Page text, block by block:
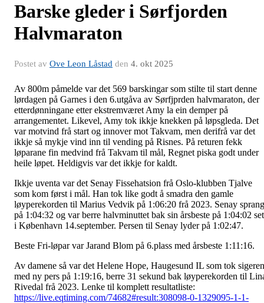
Barske gleder i Sørfjorden
Halvmaraton
Postet av Ove Leon Låstad den 4. okt 2025
Av 800m påmelde var det 569 barskingar som stilte til start denne
lørdagen på Garnes i den 6.utgåva av Sørfjprden halvmaraton, der
etterdønningane etter ekstremværet Amy la ein demper på
arrangementet. Likevel, Amy tok ikkje knekken på løpsgleda. Det
var motvind frå start og innover mot Takvam, men derifrå var det
ikkje så mykje vind inn til vending på Risnes. På returen fekk
løparane fin medvind frå Takvam til mål, Regnet piska godt under
heile løpet. Heldigvis var det ikkje for kaldt.
Ikkje uventa var det Senay Fissehatsion frå Oslo-klubben Tjalve
som kom først i mål. Han tok like godt å smadra den gamle
løyperekorden til Marius Vedvik på 1:06:20 frå 2023. Senay sprang
på 1:04:32 og var berre halvminuttet bak sin årsbeste på 1:04:02
i København 14.september. Persen til Senay lyder på 1:02:47.
Beste Fri-løpar var Jarand Blom på 6.plass med årsbeste 1:11:16.
Av damene så var det Helene Hope, Haugesund IL som tok sigeren
med ny pers på 1:19:16, berre 31 sekund bak løyperekorden til
Rivedal frå 2023. Lenke til komplett resultatliste:
https://live.eqtiming.com/74682#result:308098-0-1329095-1-1-